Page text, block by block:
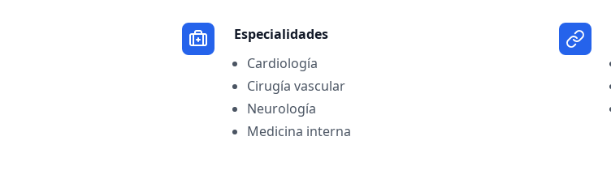
Especialidades
Cardiología
Cirugía vascular
Neurología
Medicina interna